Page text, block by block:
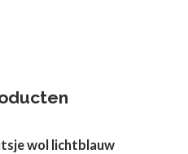
wol lichtblauw